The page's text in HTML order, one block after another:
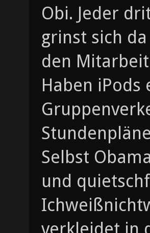
Obi. Jeder
grinst sich
den
Haben iPods
Selbst
und
verkleidet in